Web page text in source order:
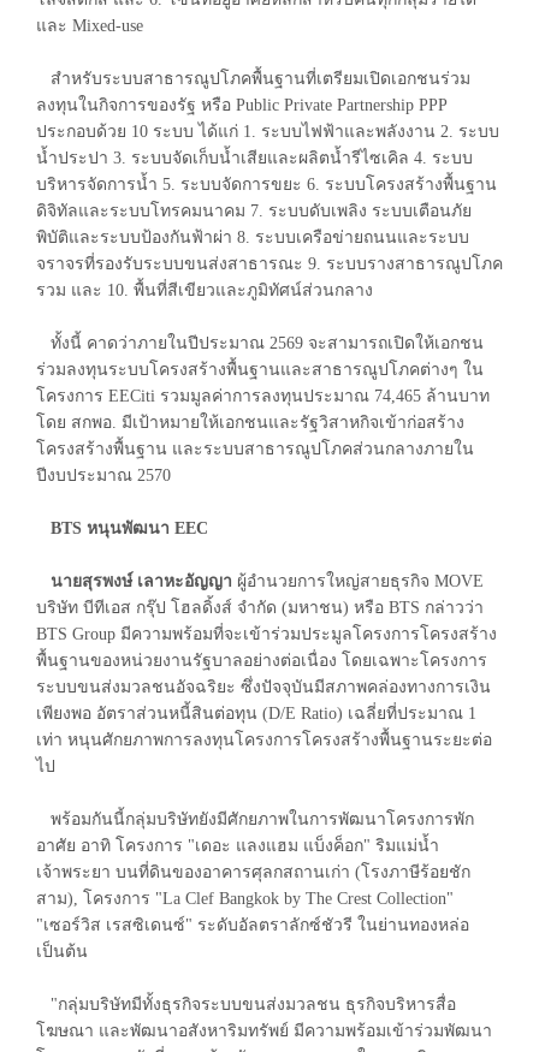
และ Mixed-use
สำหรับระบบสาธารณูปโภคพื้นฐานที่เตรียมเปิดเอกชนร่วม
ลงทุนในกิจการของรัฐ หรือ Public Private Partnership PPP
ประกอบด้วย 10 ระบบ ได้แก่ 1. ระบบไฟฟ้าและพลังงาน 2. ระบบ
น้ำประปา 3. ระบบจัดเก็บน้ำเสียและผลิตน้ำรีไซเคิล 4. ระบบ
บริหารจัดการน้ำ 5. ระบบจัดการขยะ 6. ระบบโครงสร้างพื้นฐาน
ดิจิทัลและระบบโทรคมนาคม 7. ระบบดับเพลิง ระบบเตือนภัย
พิบัติและระบบป้องกันฟ้าผ่า 8. ระบบเครือข่ายถนนและระบบ
จราจรที่รองรับระบบขนส่งสาธารณะ 9. ระบบรางสาธารณูปโภค
รวม และ 10. พื้นที่สีเขียวและภูมิทัศน์ส่วนกลาง
ทั้งนี้ คาดว่าภายในปีประมาณ 2569 จะสามารถเปิดให้เอกชน
ร่วมลงทุนระบบโครงสร้างพื้นฐานและสาธารณูปโภคต่างๆ ใน
โครงการ EECiti รวมมูลค่าการลงทุนประมาณ 74,465 ล้านบาท
โดย สกพอ. มีเป้าหมายให้เอกชนและรัฐวิสาหกิจเข้าก่อสร้าง
โครงสร้างพื้นฐาน และระบบสาธารณูปโภคส่วนกลางภายใน
ปีงบประมาณ 2570
BTS หนุนพัฒนา EEC
นายสุรพงษ์ เลาหะอัญญา ผู้อำนวยการใหญ่สายธุรกิจ MOVE
บริษัท บีทีเอส กรุ๊ป โฮลดิ้งส์ จำกัด (มหาชน) หรือ BTS กล่าวว่า
BTS Group มีความพร้อมที่จะเข้าร่วมประมูลโครงการโครงสร้าง
พื้นฐานของหน่วยงานรัฐบาลอย่างต่อเนื่อง โดยเฉพาะโครงการ
ระบบขนส่งมวลชนอัจฉริยะ ซึ่งปัจจุบันมีสภาพคล่องทางการเงิน
เพียงพอ อัตราส่วนหนี้สินต่อทุน (D/E Ratio) เฉลี่ยที่ประมาณ 1
เท่า หนุนศักยภาพการลงทุนโครงการโครงสร้างพื้นฐานระยะต่อ
ไป
พร้อมกันนี้กลุ่มบริษัทยังมีศักยภาพในการพัฒนาโครงการพัก
อาศัย อาทิ โครงการ "เดอะ แลงแฮม แบ็งค็อก" ริมแม่น้ำ
เจ้าพระยา บนที่ดินของอาคารศุลกสถานเก่า (โรงภาษีร้อยชัก
สาม), โครงการ "La Clef Bangkok by The Crest Collection"
"เซอร์วิส เรสซิเดนซ์" ระดับอัลตราลักซ์ชัวรี ในย่านทองหล่อ
เป็นต้น
"กลุ่มบริษัทมีทั้งธุรกิจระบบขนส่งมวลชน ธุรกิจบริหารสื่อ
โฆษณา และพัฒนาอสังหาริมทรัพย์ มีความพร้อมเข้าร่วมพัฒนา